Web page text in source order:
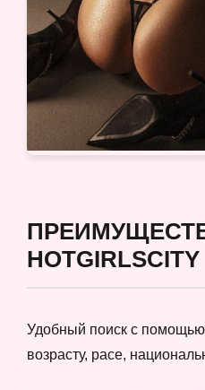
HOTGIRLSCITY
Удобный поиск с
возрасту, расе,